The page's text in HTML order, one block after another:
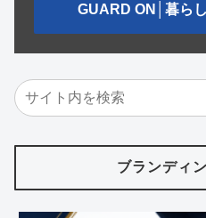
GUARD ON│暮ら
ブランディ